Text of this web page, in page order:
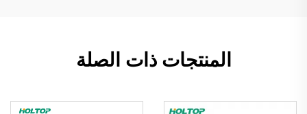
المنتجات ذات الصلة